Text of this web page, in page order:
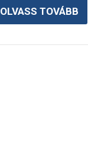
OLVASS TOVÁBB